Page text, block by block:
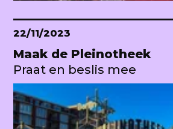
22/11/2023
Maak de Pleinotheek
Praat en beslis mee